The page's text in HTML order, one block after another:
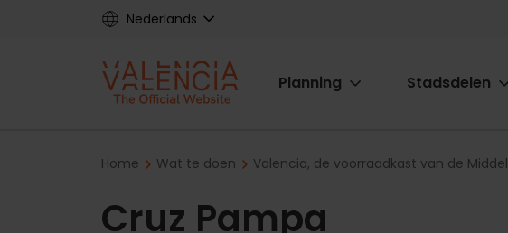
Nederlands
Main
Planning Stadsdelen
Breadcrumb
Home Wat te doen Valencia, de voorraadkast van de
Cruz Pampa